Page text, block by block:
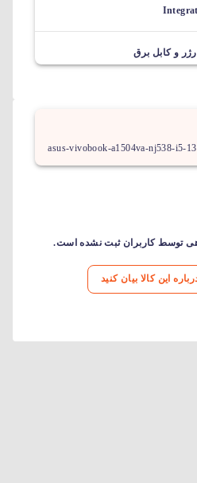
و کابل برق
asus-vivobook-a1504va-nj538-i5-
توسط کاربران ثبت نشده است.
این کالا بیان کنید